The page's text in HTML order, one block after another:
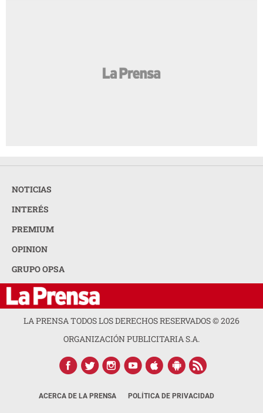
NOTICIAS
INTERÉS
PREMIUM
OPINION
GRUPO OPSA
LA PRENSA TODOS LOS DERECHOS RESERVADOS ©2026
ORGANIZACIÓN PUBLICITARIA S.A.
ACERCA DE LA PRENSA POLÍTICA DE PRIVACIDAD